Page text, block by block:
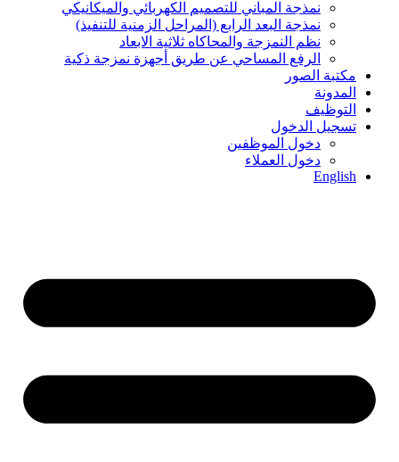
نمذجة المباني للتصمیم الكھربائي والمیكانیكي
نمذجة البعد الرابع (المراحل الزمنیة للتنفیذ)
نظم النمزجة والمحاكاه ثلاثیة الابعاد
الرفع المساحي عن طریق أجھزة نمزجة ذكیة
مكتبة الصور
المدونة
التوظيف
تسجيل الدخول
دخول الموظفين
دخول العملاء
English